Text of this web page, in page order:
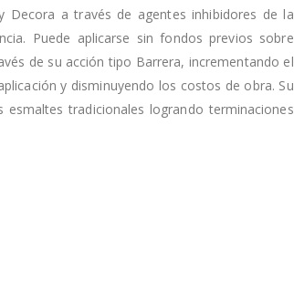
Decora a través de agentes inhibidores de la
Puede aplicarse sin fondos previos sobre
de su acción tipo Barrera, incrementando el
y disminuyendo los costos de obra. Su
tradicionales logrando terminaciones